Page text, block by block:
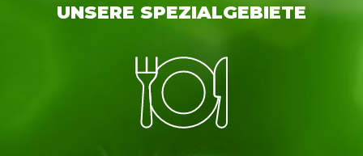
UNSERE SPEZIALGEBIETE